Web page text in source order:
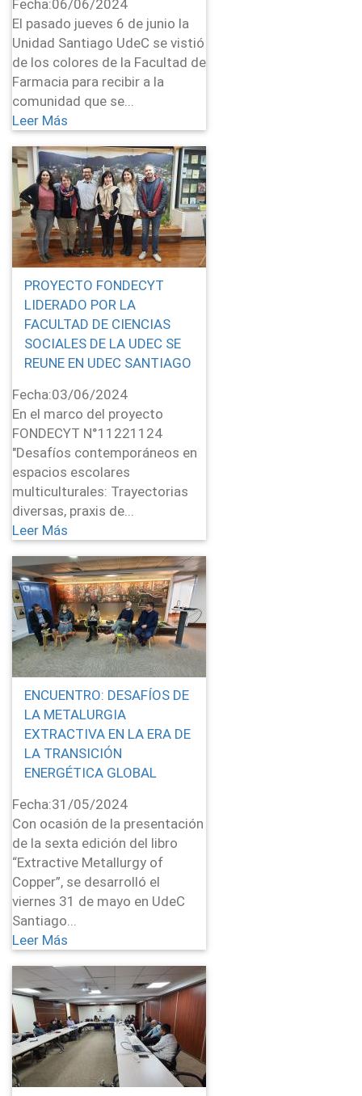
Fecha:06/06/2024
El pasado jueves 6 de junio la
Unidad Santiago UdeC se vistió
de los colores de la Facultad de
Farmacia para recibir a la
comunidad que se...
Leer Más
PROYECTO FONDECYT
LIDERADO POR LA
FACULTAD DE CIENCIAS
SOCIALES DE LA UDEC SE
REUNE EN UDEC SANTIAGO
Fecha:03/06/2024
En el marco del proyecto
FONDECYT N°11221124
"Desafíos contemporáneos en
espacios escolares
multiculturales: Trayectorias
diversas, praxis de...
Leer Más
ENCUENTRO: DESAFÍOS DE
LA METALURGIA
EXTRACTIVA EN LA ERA DE
LA TRANSICIÓN
ENERGÉTICA GLOBAL
Fecha:31/05/2024
Con ocasión de la presentación
de la sexta edición del libro
“Extractive Metallurgy of
Copper”, se desarrolló el
viernes 31 de mayo en UdeC
Santiago...
Leer Más